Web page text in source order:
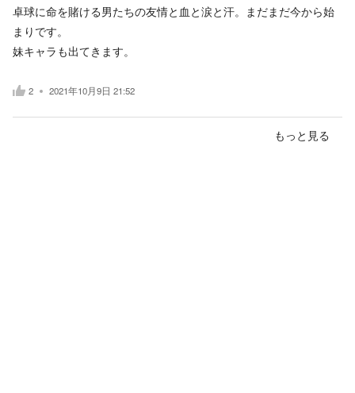
卓球に命を賭ける男たちの友情と血と涙と汗。まだまだ今から始
まりです。
妹キャラも出てきます。
2 2021年10月9日 21:52
もっと見る